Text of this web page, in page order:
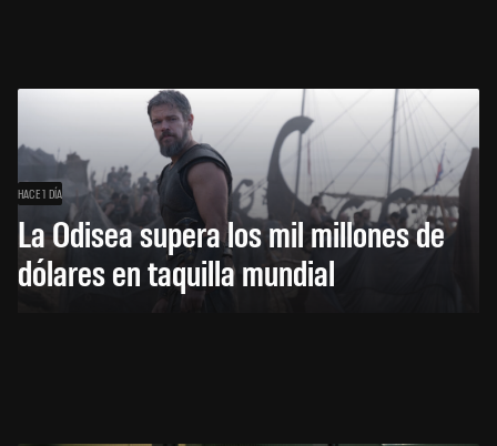
HACE 1 DÍA
La Odisea supera los mil millones de
dólares en taquilla mundial